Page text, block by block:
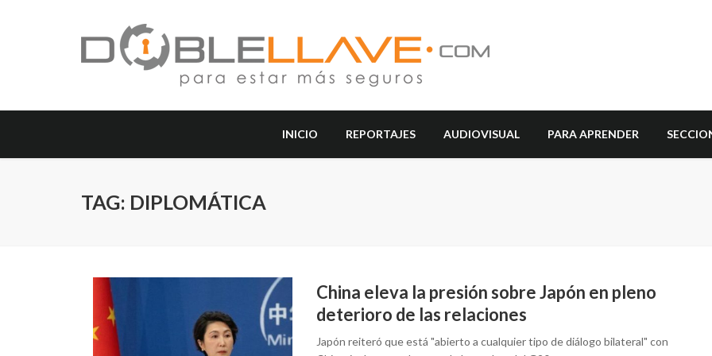
INICIO REPORTAJES AUDIOVISUAL PARA APRENDER
TAG: DIPLOMÁTICA
China eleva la presión sobre Japón en pleno
deterioro de las relaciones
Japón reiteró que está "abierto a cualquier tipo de diálogo bilateral" con